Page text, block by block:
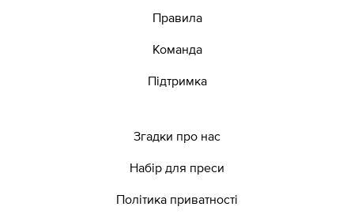
Правила
Команда
Підтримка
Згадки про нас
Набір для преси
Політика приватності